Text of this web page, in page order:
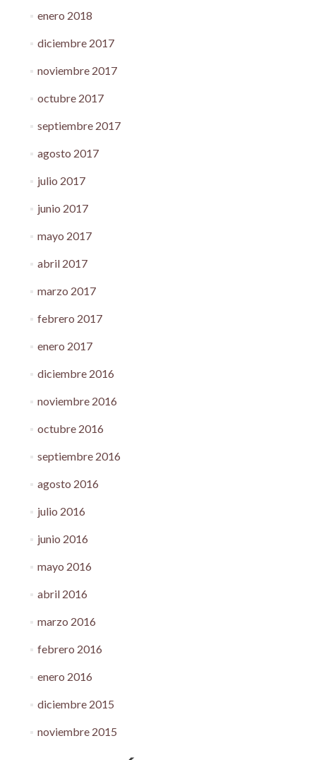
enero 2018
diciembre 2017
noviembre 2017
octubre 2017
septiembre 2017
agosto 2017
julio 2017
junio 2017
mayo 2017
abril 2017
marzo 2017
febrero 2017
enero 2017
diciembre 2016
noviembre 2016
octubre 2016
septiembre 2016
agosto 2016
julio 2016
junio 2016
mayo 2016
abril 2016
marzo 2016
febrero 2016
enero 2016
diciembre 2015
noviembre 2015